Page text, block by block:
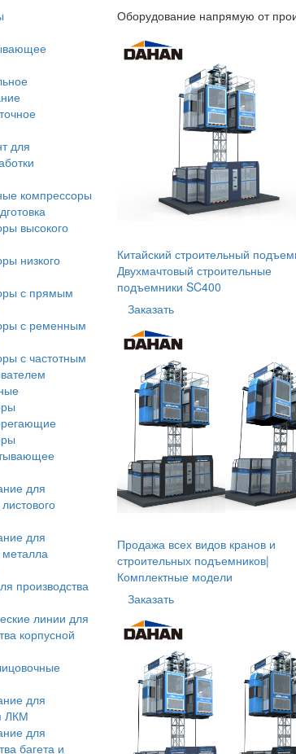
для
компрессоры
высокого
низкого
с прямым
с ременным
с частотным
для
для
производства
линии для
корпусной
для
ЛКМ
для
багета и
Оборудование напрямую от
Китайский строительный
Двухмачтовый строительные
подъемники SC400
Заказать
Продажа всех видов кранов и
строительных подъемников|
Комплектные модели
Заказать